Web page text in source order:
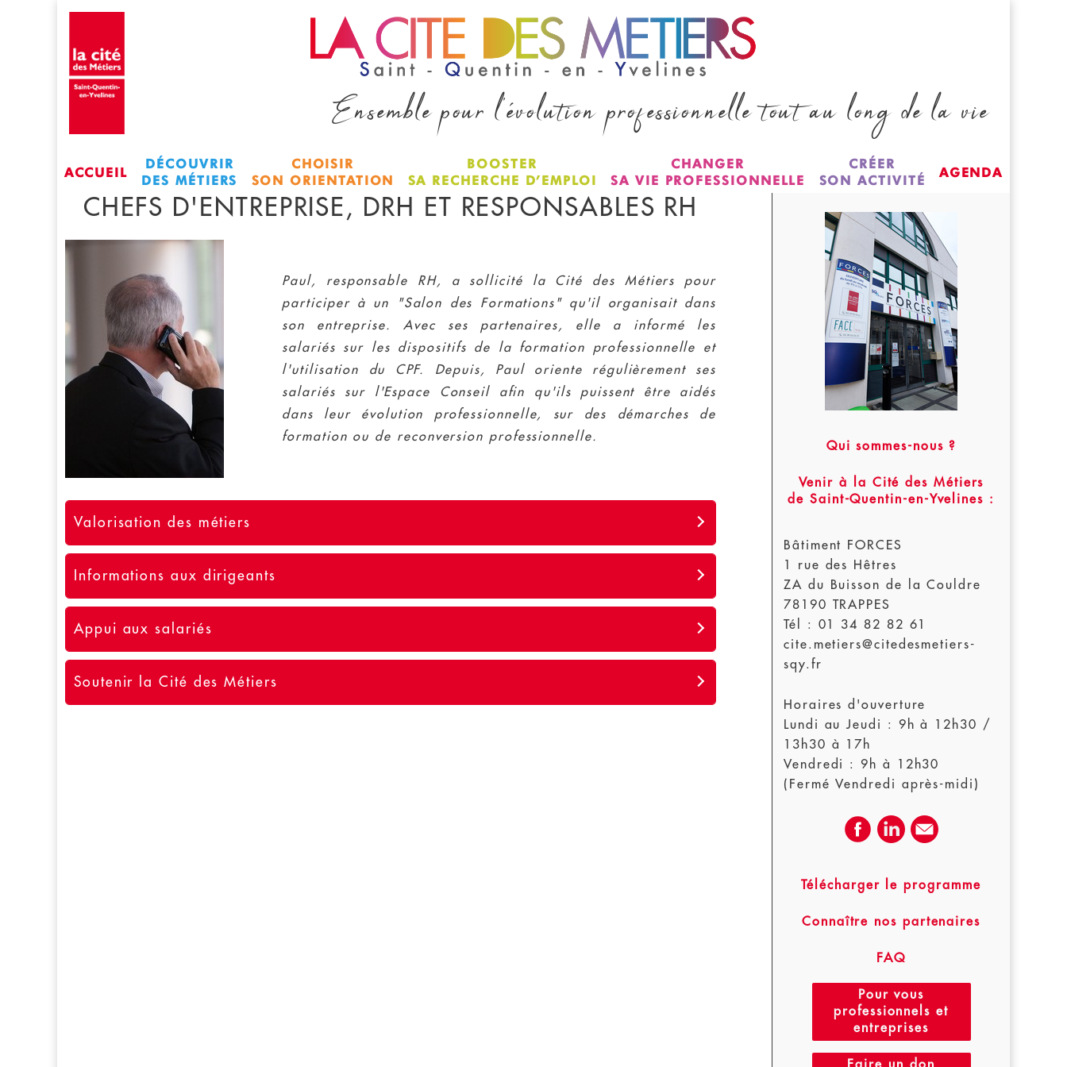
Ensemble pour l'évolution professionnelle tout au long de la vie
ACCUEIL
DÉCOUVRIR
DES MÉTIERS
CHOISIR
SON ORIENTATION
BOOSTER
SA RECHERCHE D’EMPLOI
CHANGER
SA VIE PROFESSIONNELLE
CRÉER
SON ACTIVITÉ
AGENDA
CHEFS D'ENTREPRISE, DRH ET RESPONSABLES RH
Paul, responsable RH, a sollicité la Cité des Métiers pour
participer à un "Salon des Formations" qu'il organisait dans
son entreprise. Avec ses partenaires, elle a informé les
salariés sur les dispositifs de la formation professionnelle et
l'utilisation du CPF. Depuis, Paul oriente régulièrement ses
salariés sur l'Espace Conseil afin qu'ils puissent être aidés
dans leur évolution professionnelle, sur des démarches de
formation ou de reconversion professionnelle.
Valorisation des métiers
Informations aux dirigeants
Appui aux salariés
Soutenir la Cité des Métiers
Qui sommes-nous ?
Venir à la Cité des Métiers
de Saint-Quentin-en-Yvelines :
Bâtiment FORCES
1 rue des Hêtres
ZA du Buisson de la Couldre
78190 TRAPPES
Tél : 01 34 82 82 61
cite.metiers@citedesmetiers-
sqy.fr
Horaires d'ouverture
Lundi au Jeudi : 9h à 12h30 /
13h30 à 17h
Vendredi : 9h à 12h30
(Fermé Vendredi après-midi)
Télécharger le programme
Connaître nos partenaires
FAQ
Pour vous
professionnels et
entreprises
Faire un don